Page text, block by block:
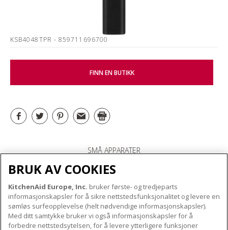
KSB4048TPR - 859711696700
FINN EN BUTIKK
SMÅ APPARATER
OM KITCHENAID
Merkets kjerne
Merkehistorie
VÅRE PRODUKTER
BRUK AV COOKIES
KitchenAid Europe, Inc. bruker første- og tredjeparts
informasjonskapsler for å sikre nettstedsfunksjonalitet og levere en
sømløs surfeopplevelse (helt nødvendige informasjonskapsler).
Med ditt samtykke bruker vi også informasjonskapsler for å
forbedre nettstedsytelsen, for å levere ytterligere funksjoner